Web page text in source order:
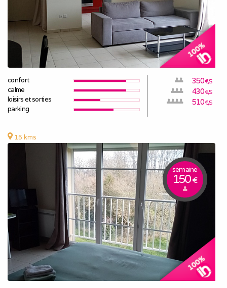
confort
calme
loisirs et sorties
parking
350€/S
430€/S
510€/S
15 kms
semaine
150€